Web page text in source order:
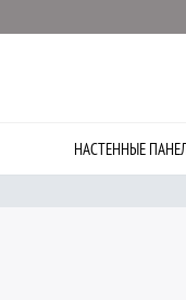
НАСТЕННЫЕ